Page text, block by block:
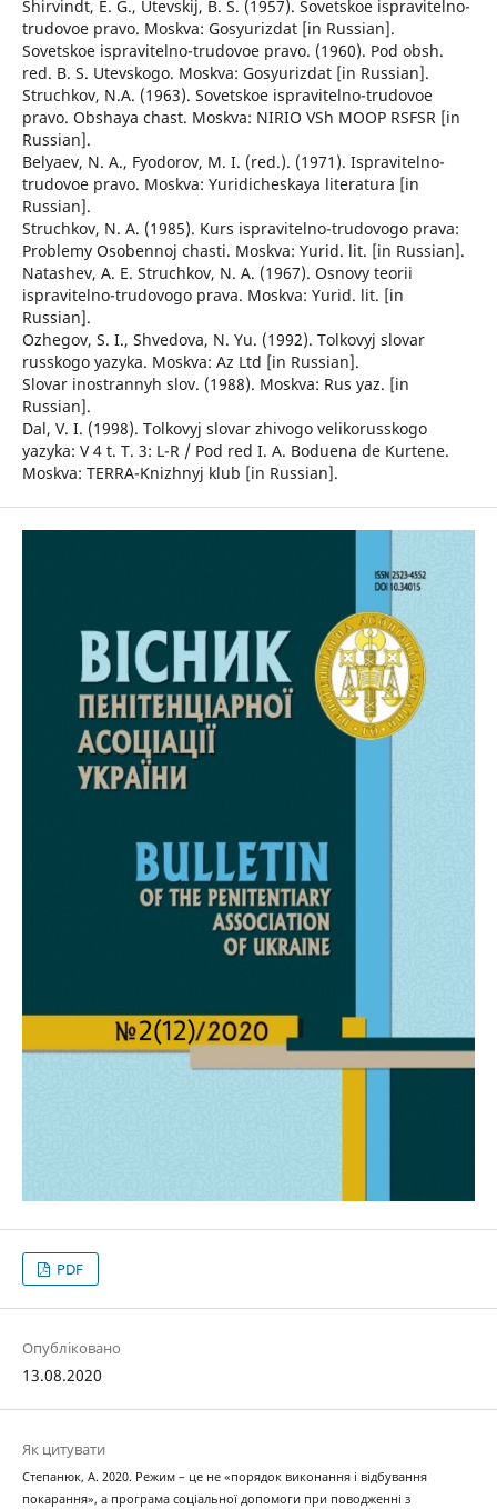
Shirvindt, E. G., Utevskij, B. S. (1957). Sovetskoe ispravitelno-
trudovoe pravo. Moskva: Gosyurizdat [in Russian].
Sovetskoe ispravitelno-trudovoe pravo. (1960). Pod obsh.
red. B. S. Utevskogo. Moskva: Gosyurizdat [in Russian].
Struchkov, N.A. (1963). Sovetskoe ispravitelno-trudovoe
pravo. Obshaya chast. Moskva: NIRIO VSh MOOP RSFSR [in
Russian].
Belyaev, N. A., Fyodorov, M. I. (red.). (1971). Ispravitelno-
trudovoe pravo. Moskva: Yuridicheskaya literatura [in
Russian].
Struchkov, N. A. (1985). Kurs ispravitelno-trudovogo prava:
Problemy Osobennoj chasti. Moskva: Yurid. lit. [in Russian].
Natashev, A. E. Struchkov, N. A. (1967). Osnovy teorii
ispravitelno-trudovogo prava. Moskva: Yurid. lit. [in
Russian].
Ozhegov, S. I., Shvedova, N. Yu. (1992). Tolkovyj slovar
russkogo yazyka. Moskva: Az Ltd [in Russian].
Slovar inostrannyh slov. (1988). Moskva: Rus yaz. [in
Russian].
Dal, V. I. (1998). Tolkovyj slovar zhivogo velikorusskogo
yazyka: V 4 t. T. 3: L-R / Pod red I. A. Boduena de Kurtene.
Moskva: TERRA-Knizhnyj klub [in Russian].
PDF
Опубліковано
13.08.2020
Як цитувати
Степанюк, А. 2020. Режим – це не «порядок виконання і відбування
покарання», а програма соціальної допомоги при поводженні з